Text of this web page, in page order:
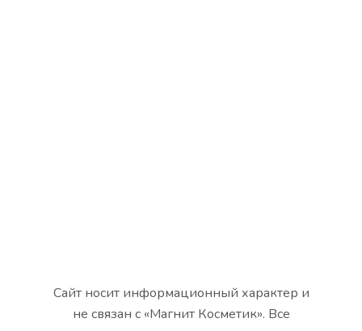
Сайт носит информационный характер и
не связан с «Магнит Косметик». Все